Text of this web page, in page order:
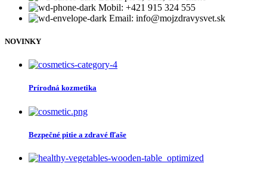
Mobil: +421 915 324 555
Email: info@mojzdravysvet.sk
NOVINKY
Prírodná kozmetika
Bezpečné pitie a zdravé fľaše